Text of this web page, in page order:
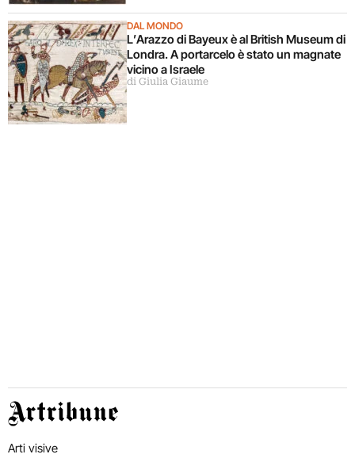
DAL MONDO
L’Arazzo di Bayeux è al British Museum di
Londra. A portarcelo è stato un magnate
vicino a Israele
di Giulia Giaume
Artribune
Arti visive